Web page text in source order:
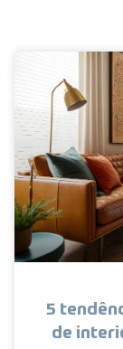
5
de